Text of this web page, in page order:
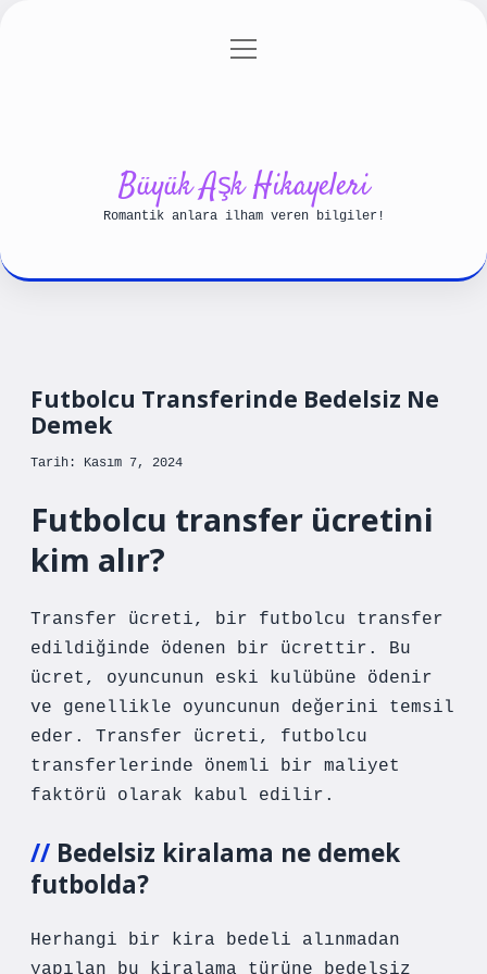
Gizlilik Politikası
menüyü
Büyük Aşk Hikayeleri
Romantik anlara ilham veren bilgiler!
Futbolcu Transferinde Bedelsiz Ne
Demek
Tarih: Kasım 7, 2024
Futbolcu transfer ücretini
kim alır?
Transfer ücreti, bir futbolcu transfer
edildiğinde ödenen bir ücrettir. Bu
ücret, oyuncunun eski kulübüne ödenir
ve genellikle oyuncunun değerini temsil
eder. Transfer ücreti, futbolcu
transferlerinde önemli bir maliyet
faktörü olarak kabul edilir.
Bedelsiz kiralama ne demek
futbolda?
Herhangi bir kira bedeli alınmadan
yapılan bu kiralama türüne bedelsiz